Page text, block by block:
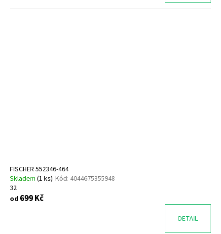
FISCHER 552346-464
Skladem (1 ks) Kód: 4044675355948
32
od 699 Kč
DETAIL